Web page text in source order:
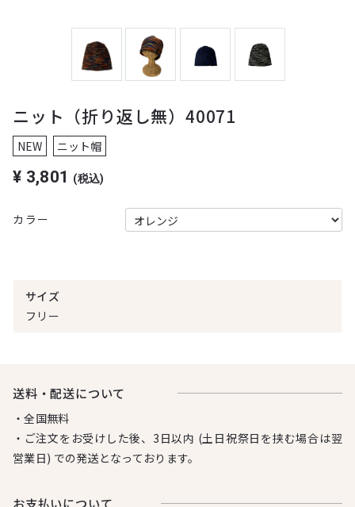
ニット（折り返し無）40071
NEW ニット帽
¥ 3,801 (税込)
カラー
サイズ
フリー
送料・配送について
・全国無料
・ご注文をお受けした後、3日以内 (土日祝祭日を挟む場合は翌
営業日) での発送となっております。
お⽀払いについて